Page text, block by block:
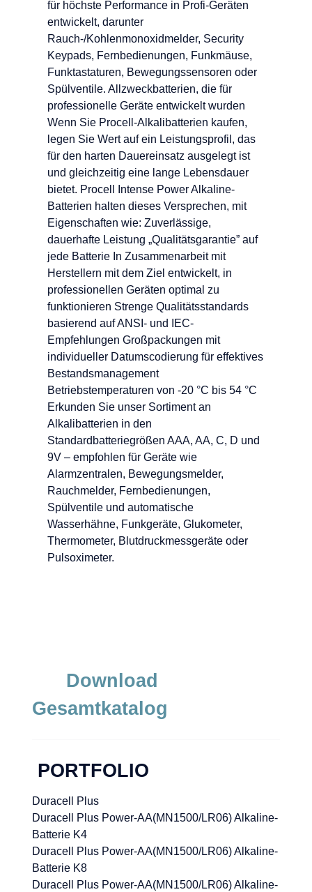
für höchste Performance in Profi-Geräten
entwickelt, darunter
Rauch-/Kohlenmonoxidmelder, Security
Keypads, Fernbedienungen, Funkmäuse,
Funktastaturen, Bewegungssensoren oder
Spülventile. Allzweckbatterien, die für
professionelle Geräte entwickelt wurden
Wenn Sie Procell-Alkalibatterien kaufen,
legen Sie Wert auf ein Leistungsprofil, das
für den harten Dauereinsatz ausgelegt ist
und gleichzeitig eine lange Lebensdauer
bietet. Procell Intense Power Alkaline-
Batterien halten dieses Versprechen, mit
Eigenschaften wie: Zuverlässige,
dauerhafte Leistung „Qualitätsgarantie” auf
jede Batterie In Zusammenarbeit mit
Herstellern mit dem Ziel entwickelt, in
professionellen Geräten optimal zu
funktionieren Strenge Qualitätsstandards
basierend auf ANSI- und IEC-
Empfehlungen Großpackungen mit
individueller Datumscodierung für effektives
Bestandsmanagement
Betriebstemperaturen von -20 °C bis 54 °C
Erkunden Sie unser Sortiment an
Alkalibatterien in den
Standardbatteriegrößen AAA, AA, C, D und
9V – empfohlen für Geräte wie
Alarmzentralen, Bewegungsmelder,
Rauchmelder, Fernbedienungen,
Spülventile und automatische
Wasserhähne, Funkgeräte, Glukometer,
Thermometer, Blutdruckmessgeräte oder
Pulsoximeter.
Download
Gesamtkatalog
PORTFOLIO
Duracell Plus
Duracell Plus Power-AA(MN1500/LR06) Alkaline-
Batterie K4
Duracell Plus Power-AA(MN1500/LR06) Alkaline-
Batterie K8
Duracell Plus Power-AA(MN1500/LR06) Alkaline-